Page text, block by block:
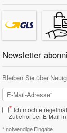
Newsletter
Bleiben Sie über
* Ich möchte
Zubehör per E-Mail
* notwendige Eingabe